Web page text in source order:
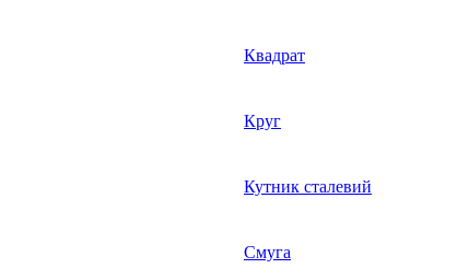
Квадрат
Круг
Кутник сталевий
Смуга